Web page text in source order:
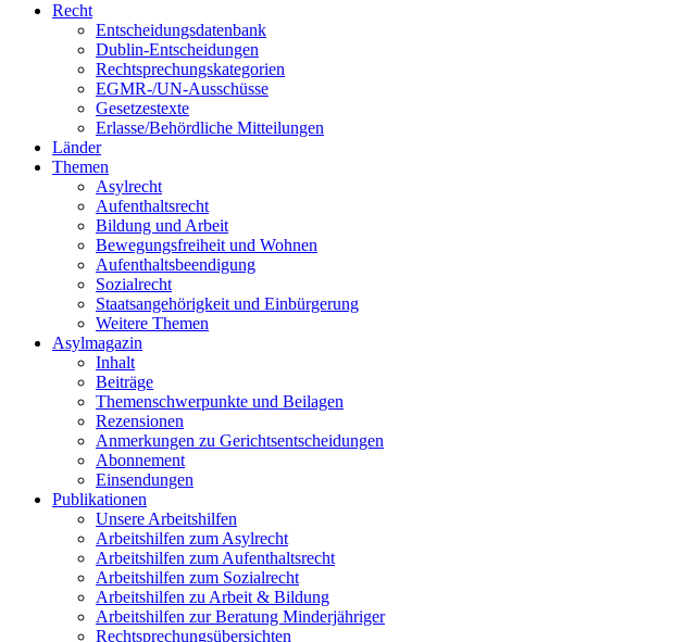
Recht
Entscheidungsdatenbank
Dublin-Entscheidungen
Rechtsprechungskategorien
EGMR-/UN-Ausschüsse
Gesetzestexte
Erlasse/Behördliche Mitteilungen
Länder
Themen
Asylrecht
Aufenthaltsrecht
Bildung und Arbeit
Bewegungsfreiheit und Wohnen
Aufenthaltsbeendigung
Sozialrecht
Staatsangehörigkeit und Einbürgerung
Weitere Themen
Asylmagazin
Inhalt
Beiträge
Themenschwerpunkte und Beilagen
Rezensionen
Anmerkungen zu Gerichtsentscheidungen
Abonnement
Einsendungen
Publikationen
Unsere Arbeitshilfen
Arbeitshilfen zum Asylrecht
Arbeitshilfen zum Aufenthaltsrecht
Arbeitshilfen zum Sozialrecht
Arbeitshilfen zu Arbeit & Bildung
Arbeitshilfen zur Beratung Minderjähriger
Rechtsprechungsübersichten